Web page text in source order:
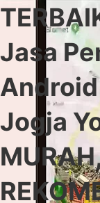
Jasa
Jogja